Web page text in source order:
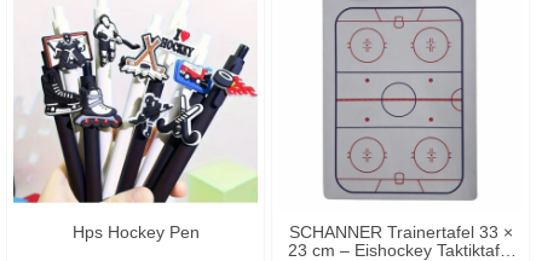
Hps Hockey Pen
SCHANNER Trainertafel 33 ×
23 cm – Eishockey Taktiktafel